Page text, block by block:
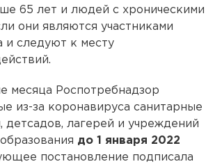
65 лет и людей с хроническими
они являются участниками
и следуют к месту
месяца Роспотребнадзор
из-за коронавируса санитарные
детсадов, лагерей и учреждений
до 1 января 2022
постановление подписала